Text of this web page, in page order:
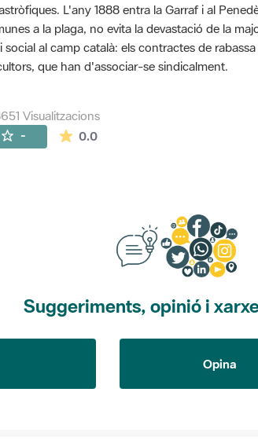
L'any 1888 entra la Garraf i al
a la plaga, no evita la devastació de la
social al camp català: els contractes de
que han d'associar-se sindicalment.
Visualitzacions
- 0.0La mitjana de les valoracions
Suggeriments, opinió i
Opina